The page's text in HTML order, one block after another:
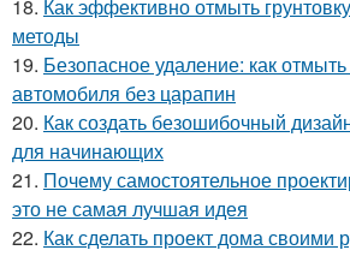
18. Как эффективно отмыть
методы
19. Безопасное удаление: как отмыть
автомобиля без царапин
20. Как создать безошибочный
для начинающих
21. Почему самостоятельное
это не самая лучшая идея
22. Как сделать проект дома своими